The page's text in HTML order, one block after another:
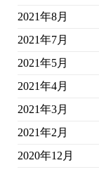
2021年8月
2021年7月
2021年5月
2021年4月
2021年3月
2021年2月
2020年12月